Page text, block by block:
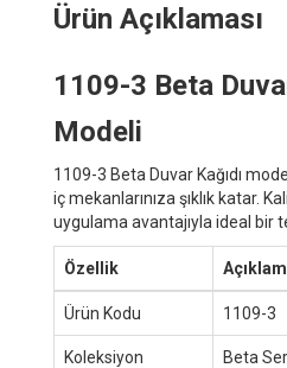
Ürün Açıklaması
1109-3 Beta
Modeli
1109-3 Beta Duvar Kağıdı
iç mekanlarınıza şıklık katar.
uygulama avantajıyla ideal bir
Özellik
Ürün Kodu 1109-3
Koleksiyon Beta